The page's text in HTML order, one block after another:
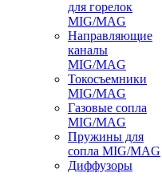
для горелок
MIG/MAG
Направляющие
каналы
MIG/MAG
Токосъемники
MIG/MAG
Газовые сопла
MIG/MAG
Пружины для
сопла MIG/MAG
Диффузоры